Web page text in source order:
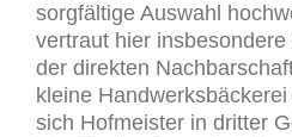
sorgfältige Auswahl
vertraut hier
der direkten
kleine
sich Hofmeister in dritter